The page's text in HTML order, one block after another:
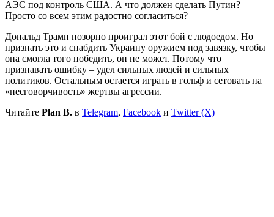
АЭС под контроль США. А что должен сделать Путин?
Просто со всем этим радостно согласиться?
Дональд Трамп позорно проиграл этот бой с людоедом. Но
признать это и снабдить Украину оружием под завязку, чтобы
она смогла того победить, он не может. Потому что
признавать ошибку – удел сильных людей и сильных
политиков. Остальным остается играть в гольф и сетовать на
«несговорчивость» жертвы агрессии.
Читайте Plan B. в Telegram, Facebook и Twitter (X)